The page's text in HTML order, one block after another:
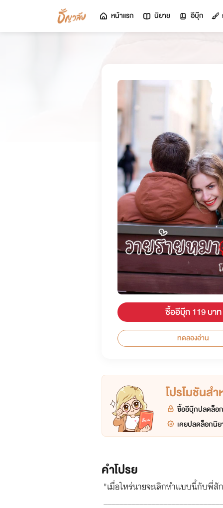
หน้าแรก นิยาย อีบุ๊ก
ซื้ออีบุ๊ก 119 บาท
ทดลองอ่าน
โปรโมชันส
ซื้ออีบุ๊กปลดล็อ
เคยปลดล็อกนิ
คำโปรย
"เมื่อไหร่นายจะเลิกทำแบบนี้กับพี่
______________________________